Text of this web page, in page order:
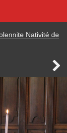
Nativité de
